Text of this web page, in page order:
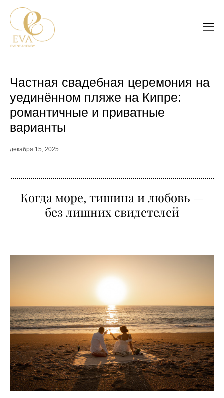
декабря 15, 2025
Частная свадебная церемония на
уединённом пляже на Кипре:
романтичные и приватные
варианты
Когда море, тишина и любовь —
без лишних свидетелей